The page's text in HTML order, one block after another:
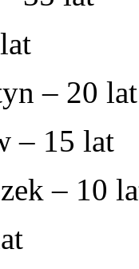
– 20 lat
– 15 lat
– 10